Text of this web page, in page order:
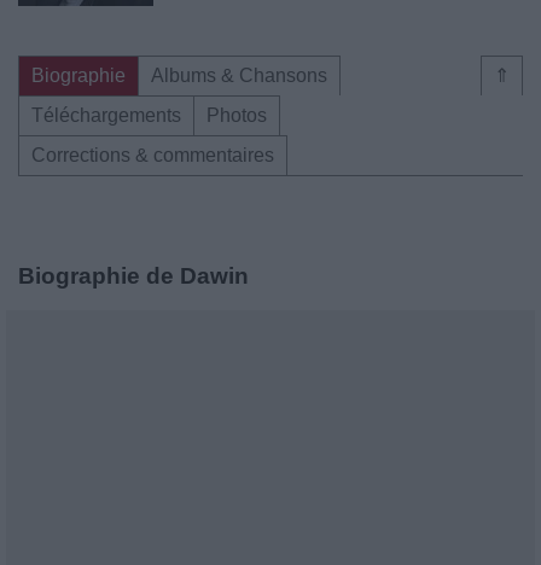
⇑
Biographie
Albums & Chansons
Téléchargements
Photos
Corrections & commentaires
Biographie de Dawin